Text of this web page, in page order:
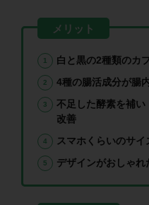
白と黒の2種類のカ
4種の腸活成分が腸
不足した酵素を補い
改善
スマホくらいのサ
デザインがおしゃ